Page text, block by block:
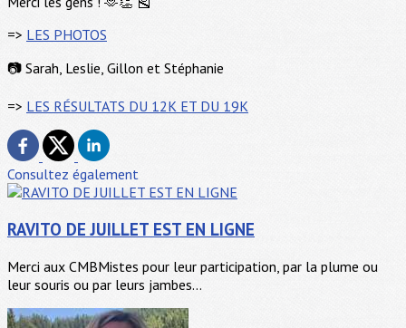
=> LES PHOTOS
📷 Sarah, Leslie, Gillon et Stéphanie
=> LES RÉSULTATS DU 12K ET DU 19K
Consultez également
RAVITO DE JUILLET EST EN LIGNE
Merci aux CMBMistes pour leur participation, par la plume ou
leur souris ou par leurs jambes...